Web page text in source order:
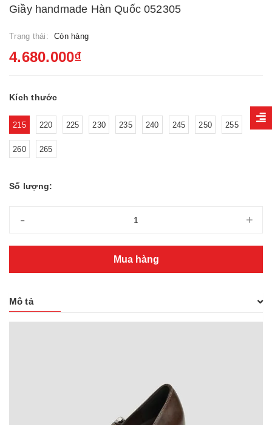
Giầy handmade Hàn Quốc 052305
Trạng thái: Còn hàng
4.680.000₫
Kích thước
215 220 225 230 235 240 245 250 255
260 265
Số lượng:
- +
Mua hàng
Mô tả